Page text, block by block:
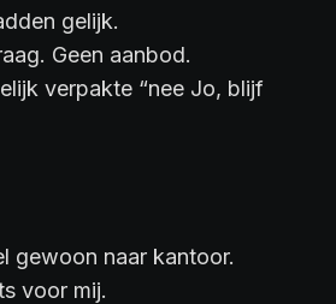
gelijk.
Geen aanbod.
verpakte “nee Jo, blijf
gewoon naar kantoor.
voor mij.